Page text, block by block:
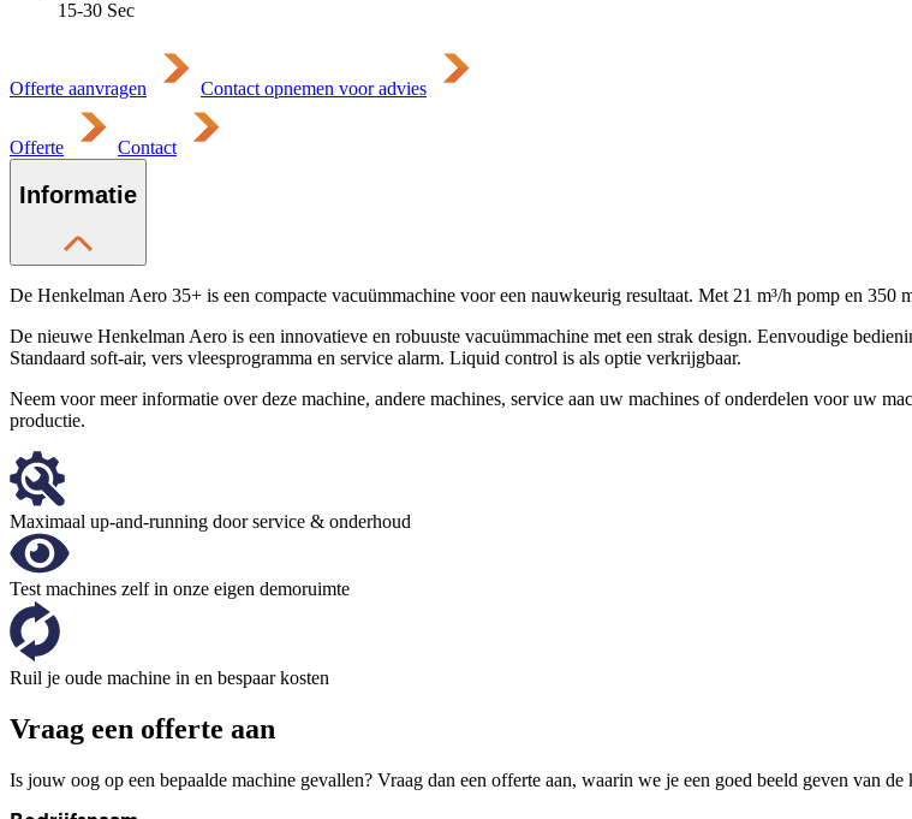
15-30 Sec
Offerte aanvragen Contact opnemen voor advies
Offerte Contact
Informatie
De Henkelman Aero 35+ is een compacte vacuümmachine voor een nauwkeurig resultaat. Met 21 m³/h pomp en 350
De nieuwe Henkelman Aero is een innovatieve en robuuste vacuümmachine met een strak design. Eenvoudige
Standaard soft-air, vers vleesprogramma en service alarm. Liquid control is als optie verkrijgbaar.
Neem voor meer informatie over deze machine, andere machines, service aan uw machines of onderdelen voor uw
productie.
Maximaal up-and-running door service & onderhoud
Test machines zelf in onze eigen demoruimte
Ruil je oude machine in en bespaar kosten
Vraag een offerte aan
Is jouw oog op een bepaalde machine gevallen? Vraag dan een offerte aan, waarin we je een goed beeld geven van